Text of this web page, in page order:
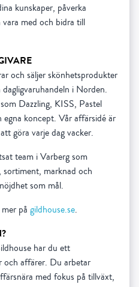
kunskaper, påverka
med och bidra till
och säljer skönhetsprodukter
i Norden.
Dazzling, KISS, Pastel
koncept. Vår affärsidé är
göra varje dag vacker.
team i Varberg som
sortiment, marknad och
som mål.
på gildhouse.se.
har du ett
och affärer. Du arbetar
med fokus på tillväxt,